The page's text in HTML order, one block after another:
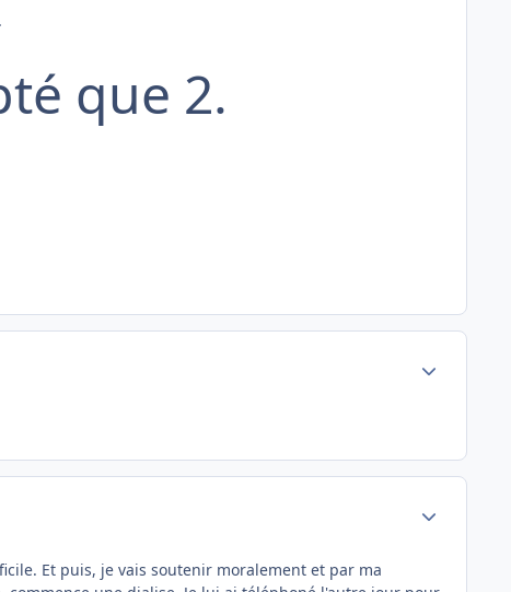
que 2.
Et puis, je vais soutenir moralement et par ma